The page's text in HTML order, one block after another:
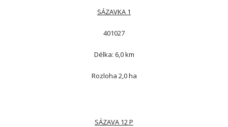
SÁZAVKA 1
401027
Délka: 6,0 km
Rozloha 2,0 ha
SÁZAVA 12 P